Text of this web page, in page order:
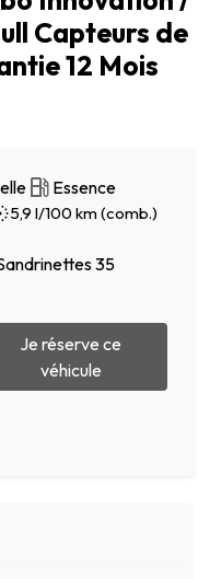
Capteurs de
12 Mois
Essence
5,9 l/100 km (comb.)
35
Je réserve ce
véhicule